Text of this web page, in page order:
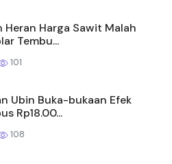
Heran Harga Sawit Malah
Tembu...
101
Ubin Buka-bukaan Efek
Rp18.00...
108